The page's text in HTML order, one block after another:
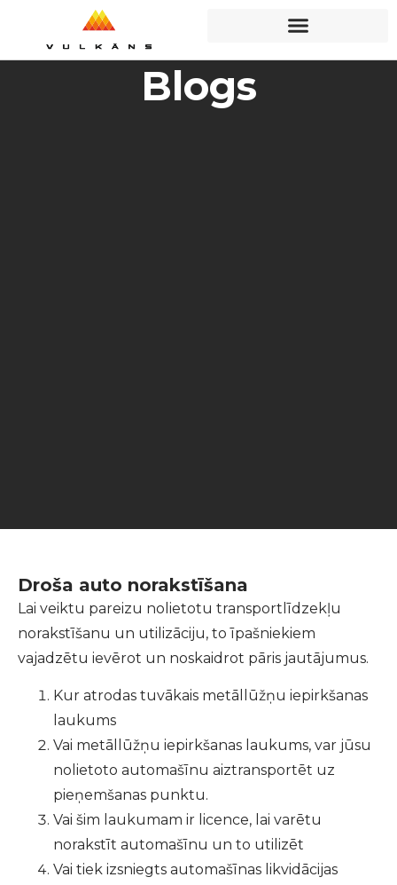
Blogs
Droša auto norakstīšana
Lai veiktu pareizu nolietotu transportlīdzekļu
norakstīšanu un utilizāciju, to īpašniekiem
vajadzētu ievērot un noskaidrot pāris jautājumus.
Kur atrodas tuvākais metāllūžņu iepirkšanas
laukums
Vai metāllūžņu iepirkšanas laukums, var jūsu
nolietoto automašīnu aiztransportēt uz
pieņemšanas punktu.
Vai šim laukumam ir licence, lai varētu
norakstīt automašīnu un to utilizēt
Vai tiek izsniegts automašīnas likvidācijas